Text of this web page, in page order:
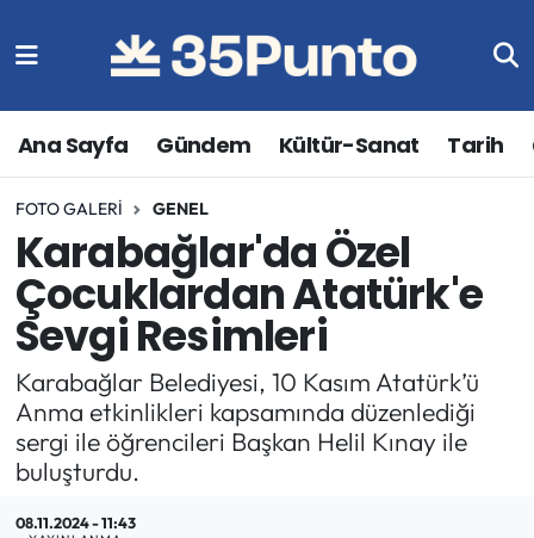
Ana Sayfa Gündem Kültür-Sanat Tarih
FOTO GALERI GENEL
Karabağlar'da Özel
Çocuklardan Atatürk'e
Sevgi Resimleri
Karabağlar Belediyesi, 10 Kasım Atatürk’ü
Anma etkinlikleri kapsamında düzenlediği
sergi ile öğrencileri Başkan Helil Kınay ile
buluşturdu.
08.11.2024 - 11:43